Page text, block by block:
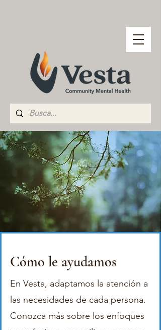
Cómo le ayudamos
En Vesta, adaptamos la atención a
las necesidades de cada persona.
Conozca más sobre los enfoques